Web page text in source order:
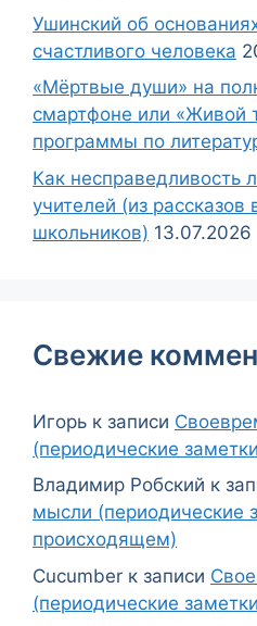
Ушинский об
счастливого человека
«Мёртвые души» на
смартфоне или «Живой
программы по
Как несправедливость
учителей (из рассказов
школьников) 13.07.2026
Свежие
Игорь к записи
(периодические
Владимир Робский к
мысли (периодические
происходящем)
Cucumber к записи
(периодические